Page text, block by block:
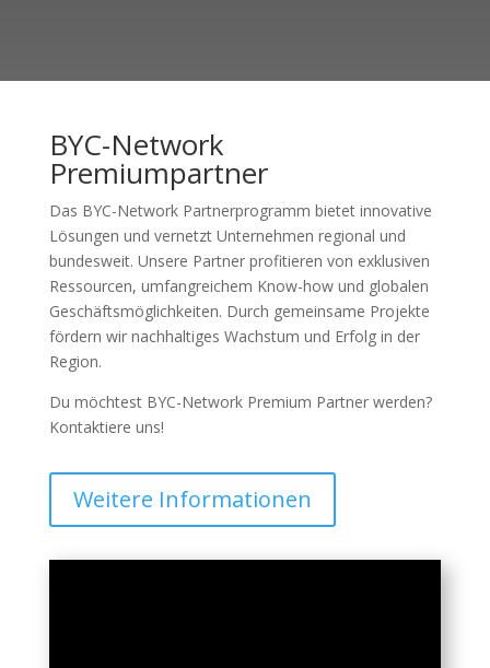
BYC-Network
Premiumpartner
Das BYC-Network Partnerprogramm bietet innovative
Lösungen und vernetzt Unternehmen regional und
bundesweit. Unsere Partner profitieren von exklusiven
Ressourcen, umfangreichem Know-how und globalen
Geschäftsmöglichkeiten. Durch gemeinsame Projekte
fördern wir nachhaltiges Wachstum und Erfolg in der
Region.
Du möchtest BYC-Network Premium Partner werden?
Kontaktiere uns!
Weitere Informationen